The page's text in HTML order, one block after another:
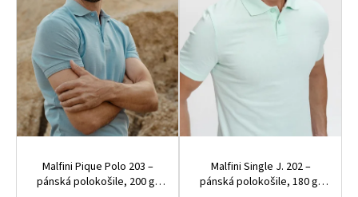
r
o
d
u
k
t
ů
Malfini Pique Polo 203 –
pánská polokošile, 200 g,
Malfini Single J. 202 –
pánská polokošile, 180 g,